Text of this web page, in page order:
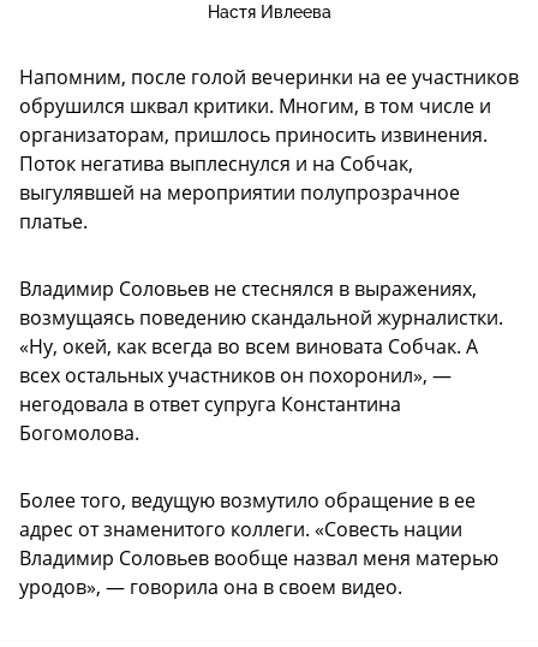
Настя Ивлеева
Напомним, после голой вечеринки на ее участников
обрушился шквал критики. Многим, в том числе и
организаторам, пришлось приносить извинения.
Поток негатива выплеснулся и на Собчак,
выгулявшей на мероприятии полупрозрачное
платье.
Владимир Соловьев не стеснялся в выражениях,
возмущаясь поведению скандальной журналистки.
«Ну, окей, как всегда во всем виновата Собчак. А
всех остальных участников он похоронил», —
негодовала в ответ супруга Константина
Богомолова.
Более того, ведущую возмутило обращение в ее
адрес от знаменитого коллеги. «Совесть нации
Владимир Соловьев вообще назвал меня матерью
уродов», — говорила она в своем видео.